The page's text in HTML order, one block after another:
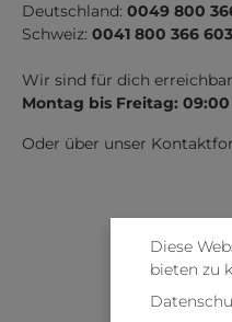
Deutschland: 0049 800
Schweiz: 0041 800 366 603
Wir sind für dich
Montag bis Freitag: 09:00
Oder über unser
Diese
bieten zu